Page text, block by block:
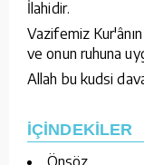
İlahidir.
Vazifemiz
ve onun ruhuna
Allah bu kudsi
İÇİNDEKİLER
Önsöz